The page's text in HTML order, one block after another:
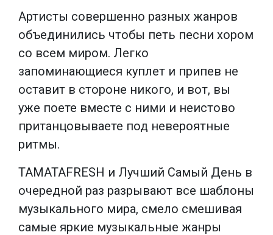
Артисты совершенно разных жанров
объединились чтобы петь песни хором
со всем миром. Легко
запоминающиеся куплет и припев не
оставит в стороне никого, и вот, вы
уже поете вместе с ними и неистово
пританцовываете под невероятные
ритмы.
TAMATAFRESH и Лучший Самый День в
очередной раз разрывают все шаблоны
музыкального мира, смело смешивая
самые яркие музыкальные жанры